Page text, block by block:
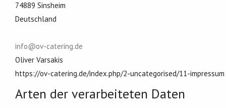
74889 Sinsheim
Deutschland
info@ov-catering.de
Oliver Varsakis
https://ov-catering.de/index.php/2-uncategorised/11-impressum
Arten der verarbeiteten Daten